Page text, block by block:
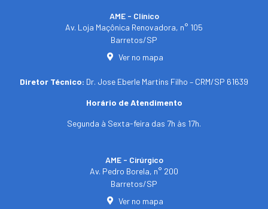
AME - Clínico​
Av. Loja Maçônica Renovadora, n° 105
Barretos/SP​
Ver no mapa
Diretor Técnico: Dr. Jose Eberle Martins Filho – CRM/SP 61639
Horário de Atendimento
Segunda à Sexta-feira das 7h às 17h.
AME - Cirúrgico
Av. Pedro Borela, n° 200
Barretos/SP
Ver no mapa